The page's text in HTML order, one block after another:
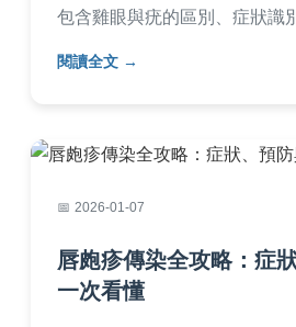
包含雞眼與疣的區別、症狀識
誤區。
閱讀全文
2026-01-07
唇皰疹傳染全攻略：症
一次看懂